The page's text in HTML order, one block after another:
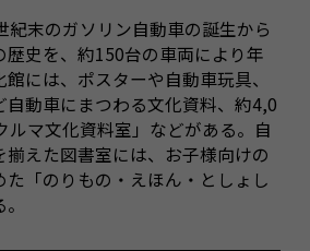
紀末のガソリン自動車の誕生から
史を、約150台の車両により年
には、ポスターや自動車玩具、
自動車にまつわる文化資料、約4,0
ルマ文化資料室」などがある。自
えた図書室には、お子様向けの
「のりもの・えほん・としょし